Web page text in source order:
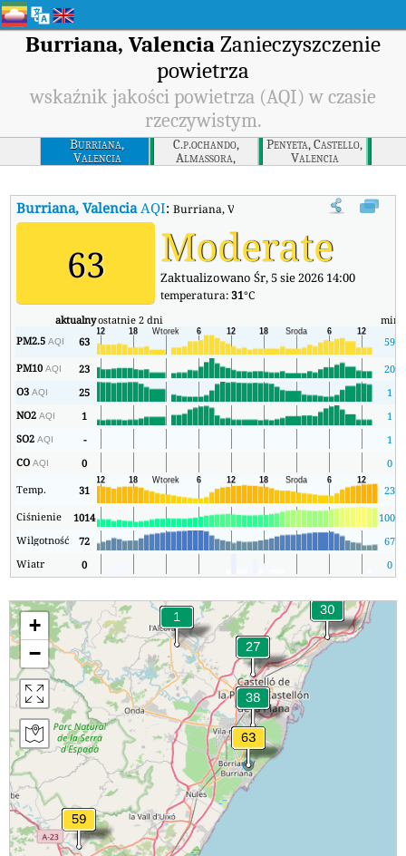
Burriana, Valencia Zanieczyszczenie
powietrza
wskaźnik jakości powietrza (AQI) w czasie
rzeczywistym.
Burriana,
Valencia
C.p.ochando,
Almassora,
Valencia
Penyeta, Castello,
Valencia
Burriana, ValenciaAQI:Burriana, Valencia Wskaźnik Jakości
63 Moderate
Zaktualizowano Śr, 5 sie 2026 14:00
temperatura:31°C
aktualnyostatnie 2 dni min
PM2.5AQI 63
59
PM10AQI 23
20
O3AQI 25
1
NO2AQI 1
1
SO2AQI -
1
COAQI 0
0
Temp.
31
23
Ciśnienie
1014 1008
Wilgotność
72
67
Wiatr
0 0
+
−